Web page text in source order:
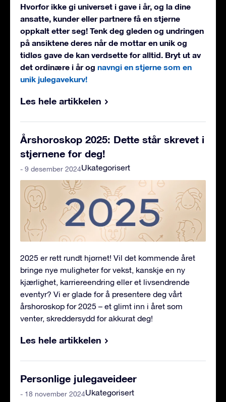
Hvorfor ikke gi universet i gave i år, og la dine
ansatte, kunder eller partnere få en stjerne
oppkalt etter seg! Tenk deg gleden og undringen
på ansiktene deres når de mottar en unik og
tidløs gave de kan verdsette for alltid. Bryt ut av
det ordinære i år og navngi en stjerne som en
unik julegavekurv!
Les hele artikkelen
Årshoroskop 2025: Dette står skrevet i
stjernene for deg!
Ukategorisert
- 9 desember 2024
2025 er rett rundt hjørnet! Vil det kommende året
bringe nye muligheter for vekst, kanskje en ny
kjærlighet, karriereendring eller et livsendrende
eventyr? Vi er glade for å presentere deg vårt
årshoroskop for 2025 – et glimt inn i året som
venter, skreddersydd for akkurat deg!
Les hele artikkelen
Personlige julegaveideer
Ukategorisert
- 18 november 2024